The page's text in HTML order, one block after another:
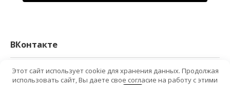
ВКонтакте
Этот сайт использует cookie для хранения данных. Продолжая
использовать сайт, Вы даете свое согласие на работу с этими